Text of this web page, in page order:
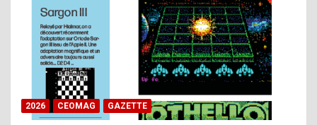
a
y
b
e
b
y
2026 CEOMAG GAZETTE